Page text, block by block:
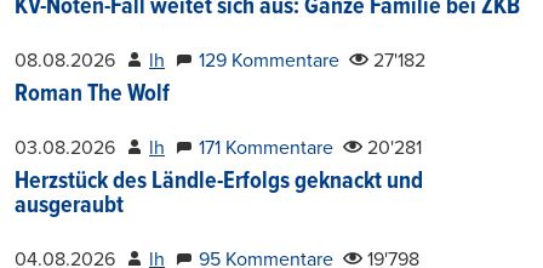
KV-Noten-Fall weitet sich aus: Ganze Familie bei ZKB
08.08.2026 lh 129 Kommentare 27'182
Roman The Wolf
03.08.2026 lh 171 Kommentare 20'281
Herzstück des Ländle-Erfolgs geknackt und
ausgeraubt
04.08.2026 lh 95 Kommentare 19'798